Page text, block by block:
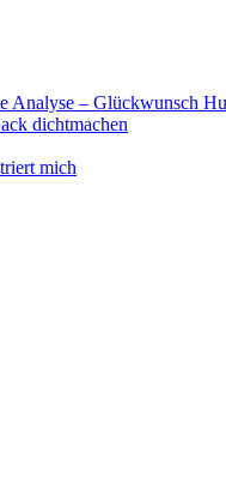
Analyse – Glückwunsch
dichtmachen
mich